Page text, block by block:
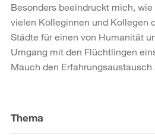
Besonders beeindruckt mich,
vielen Kolleginnen und Kollegen
Städte für einen von Humanität
Umgang mit den Flüchtlingen
Mauch den Erfahrungsaustausch
Informationen
Thema